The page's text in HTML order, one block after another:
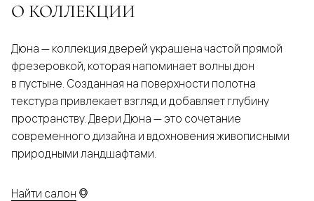
О КОЛЛЕКЦИИ
Дюна — коллекция дверей украшена частой прямой
фрезеровкой, которая напоминает волны дюн
в пустыне. Созданная на поверхности полотна
текстура привлекает взгляд и добавляет глубину
пространству. Двери Дюна — это сочетание
современного дизайна и вдохновения живописными
природными ландшафтами.
Найти салон